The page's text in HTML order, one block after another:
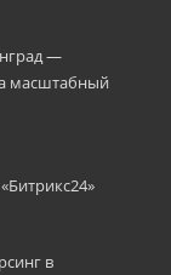
—
масштабный
в